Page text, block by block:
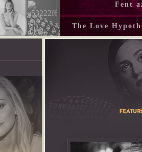
Fent
The Love